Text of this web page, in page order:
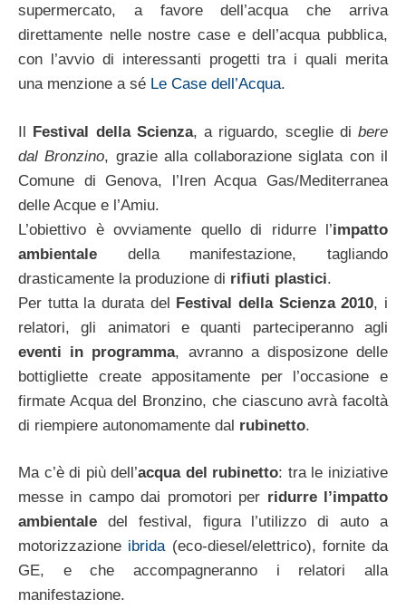
supermercato, a favore dell’acqua che arriva
direttamente nelle nostre case e dell’acqua pubblica,
con l’avvio di interessanti progetti tra i quali merita
una menzione a sé Le Case dell’Acqua.
Il Festival della Scienza, a riguardo, sceglie di bere
dal Bronzino, grazie alla collaborazione siglata con il
Comune di Genova, l’Iren Acqua Gas/Mediterranea
delle Acque e l’Amiu.
L’obiettivo è ovviamente quello di ridurre l’impatto
ambientale della manifestazione, tagliando
drasticamente la produzione di rifiuti plastici.
Per tutta la durata del Festival della Scienza 2010, i
relatori, gli animatori e quanti parteciperanno agli
eventi in programma, avranno a disposizone delle
bottigliette create appositamente per l’occasione e
firmate Acqua del Bronzino, che ciascuno avrà facoltà
di riempiere autonomamente dal rubinetto.
Ma c’è di più dell’acqua del rubinetto: tra le iniziative
messe in campo dai promotori per ridurre l’impatto
ambientale del festival, figura l’utilizzo di auto a
motorizzazione ibrida(eco-diesel/elettrico), fornite da
GE, e che accompagneranno i relatori alla
manifestazione.